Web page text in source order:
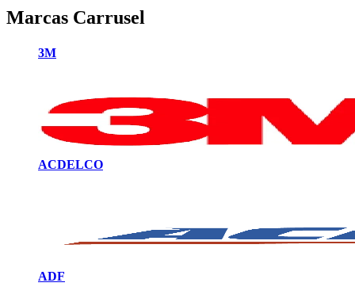
Marcas Carrusel
3M
ACDELCO
ADF